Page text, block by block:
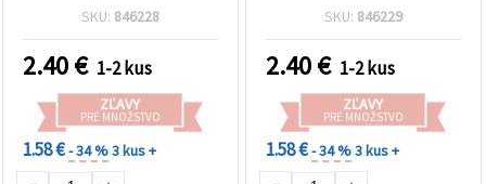
SKU: 846228
2.40€ 1-2 kus
ZĽAVY
PRE MNOŽSTVO
1.58 €- 34 %3 kus +
SKU: 846229
2.40€ 1-2 kus
ZĽAVY
PRE MNOŽSTVO
1.58 €- 34 %3 kus +